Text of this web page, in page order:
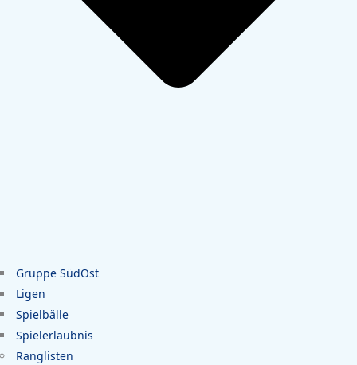
Gruppe SüdOst
Ligen
Spielbälle
Spielerlaubnis
Ranglisten